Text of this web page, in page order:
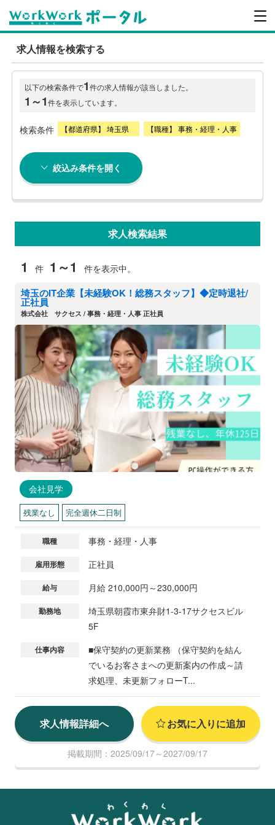
求人情報を検索する
以下の検索条件で1件の求人情報が該当しました。
1～1件を表示しています。
検索条件 【都道府県】 埼玉県 【職種】 事務・経理・人事
絞込み条件を開く
求人検索結果
1 件 1～1 件を表示中。
埼玉のIT企業【未経験OK！総務スタッフ】◆定時退社/
正社員
株式会社 サクセス / 事務・経理・人事 正社員
会社見学
残業なし 完全週休二日制
職種 事務・経理・人事
雇用形態 正社員
給与 月給 210,000円～230,000円
勤務地
埼玉県朝霞市東弁財1-3-17サクセスビル
5F
仕事内容
■保守契約の更新業務 （保守契約を結ん
でいるお客さまへの更新案内の作成～請
求処理、未更新フォローT...
求人情報詳細へ お気に入りに追加
掲載期間：2025/09/17～2027/09/17